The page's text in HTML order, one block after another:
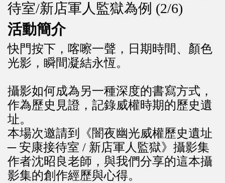
待室/新店軍人監獄為例 (2/6)
活動簡介
快門按下，喀嚓一聲，日期時間、顏色
光影，瞬間凝結永恆。
攝影如何成為另一種深度的書寫方式，
作為歷史見證，記錄威權時期的歷史遺
址。
本場次邀請到《闇夜幽光威權歷史遺址
─ 安康接待室 / 新店軍人監獄》攝影集
作者沈昭良老師，與我們分享的這本攝
影集的創作經歷與心得。